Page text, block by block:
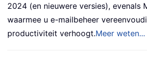
2024 (en nieuwere versies), evenals
waarmee u e-mailbeheer
productiviteit verhoogt.Meer weten...